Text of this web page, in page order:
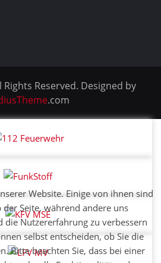
Reserved. Designed by
.com
Website. Einige von ihnen sind
Seite, während andere uns
die Nutzererfahrung zu verbessern
selbst entscheiden, ob Sie die
Bitte beachten Sie, dass bei einer